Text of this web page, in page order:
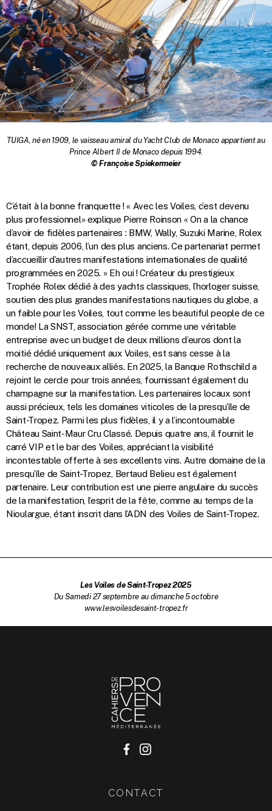
TUIGA, né en 1909, le vaisseau amiral du Yacht Club de Monaco appartient au
Prince Albert II de Monaco depuis 1994.
© Françoise Spiekermeier
C’était à la bonne franquette ! « Avec les Voiles, c’est devenu
plus professionnel» explique Pierre Roinson « On a la chance
d’avoir de fidèles partenaires : BMW, Wally, Suzuki Marine, Rolex
étant, depuis 2006, l’un des plus anciens. Ce partenariat permet
d’accueillir d’autres manifestations internationales de qualité
programmées en 2025. » Eh oui ! Créateur du prestigieux
Trophée Rolex dédié à des yachts classiques, l’horloger suisse,
soutien des plus grandes manifestations nautiques du globe, a
un faible pour les Voiles, tout comme les beautiful people de ce
monde! La SNST, association gérée comme une véritable
entreprise avec un budget de deux millions d’euros dont la
moitié dédié uniquement aux Voiles, est sans cesse à la
recherche de nouveaux alliés. En 2025, la Banque Rothschild a
rejoint le cercle pour trois années, fournissant également du
champagne sur la manifestation. Les partenaires locaux sont
aussi précieux, tels les domaines viticoles de la presqu’île de
Saint-Tropez. Parmi les plus fidèles, il y a l’incontournable
Château Saint-Maur Cru Classé. Depuis quatre ans, il fournit le
carré VIP et le bar des Voiles, appréciant la visibilité
incontestable offerte à ses excellents vins. Autre domaine de la
presqu’île de Saint-Tropez, Bertaud Belieu est également
partenaire. Leur contribution est une pierre angulaire du succès
de la manifestation, l’esprit de la fête, comme au temps de la
Nioulargue, étant inscrit dans l’ADN des Voiles de Saint-Tropez.
Les Voiles de Saint-Tropez 2025
Du Samedi 27 septembre au dimanche 5 octobre
www.lesvoilesdesaint-tropez.fr
CONTACT